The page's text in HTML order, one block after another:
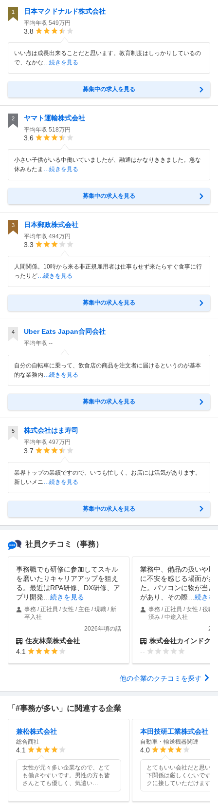
1 日本マクドナルド株式会社
平均年収 549万円
3.8
いい点は成長出来ることだと思います。教育制度はしっかりしているの
で、なかな…続きを見る
募集中の求人を見る
2 ヤマト運輸株式会社
平均年収 518万円
3.6
小さい子供がいる中働いていましたが、融通はかなりききました。急な
休みもたま …続きを見る
募集中の求人を見る
3 日本郵政株式会社
平均年収 494万円
3.3
人間関係。10時から来る非正規雇用者は仕事もせず来たらすぐ食事に行
ったりど…続きを見る
募集中の求人を見る
4 Uber Eats Japan合同会社
平均年収 --
自分の自転車に乗って、飲食店の商品を注文者に届けるというのが基本
的な業務内…続きを見る
募集中の求人を見る
5 株式会社はま寿司
平均年収 497万円
3.7
業界トップの業績ですので、いつも忙しく、お店には活気があります。
新しいメニ
…続きを見る
募集中の求人を見る
社員クチコミ （事務）
事務職でも研修に参加してスキル
を磨いたりキャリアアップを狙え
る。最近はRPA研修、DX研修、ア
プリ開発
続きを見る
事務 / 正社員 / 女性 / 主任 / 現職 / 新
卒入社
2026年頃の話
住友林業株式会社
4.1
業務中、備品の扱いや周
に不安を感じる場面があ
た。パソコンに物が当た
があり、その際
続きを
事務 / 正社員 / 女性 / 役職
済み / 中途入社
株式会社カインドク
--
他の企業のクチコミを探す
「#事務が多い」に関連する企業
兼松株式会社
総合商社
4.1
女性が元々多い企業なので、とて
も働きやすいです。男性の方も皆
さんとても優しく、気遣い
本田技研工業株式会社
自動車・輸送機器関連
4.0
とてもいい会社だと思い
下関係は厳しくないです。
クに接していただけます。